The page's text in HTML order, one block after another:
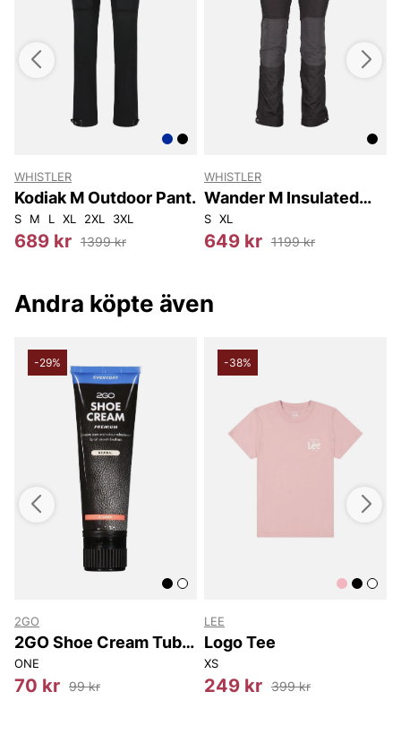
WHISTLER
Kodiak M Outdoor Pant.
S M L XL 2XL 3XL
689 kr 1399 kr
WHISTLER
Wander M Insulated
Outdoor Pant W-Pro
10000
S XL
649 kr 1199 kr
Andra köpte även
-29%
2GO
2GO Shoe Cream Tube
80 ml
ONE
70 kr 99 kr
-38%
LEE
Logo Tee
XS
249 kr 399 kr